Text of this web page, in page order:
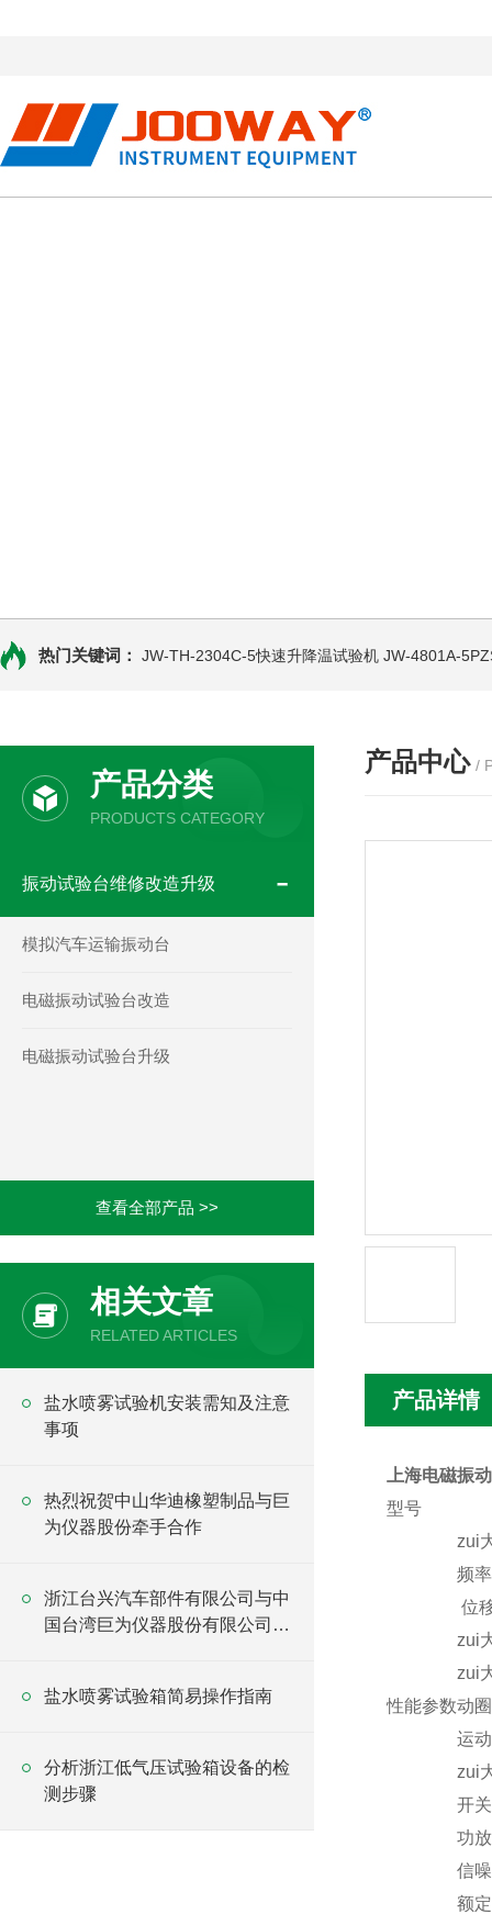
热门关键词： JW-TH-2304C-5快速升降温试验机 JW-4801A-
产品分类
PRODUCTS CATEGORY
振动试验台维修改造升级
模拟汽车运输振动台
电磁振动试验台改造
电磁振动试验台升级
查看全部产品 >>
相关文章
RELATED ARTICLES
盐水喷雾试验机安装需知及注意
事项
热烈祝贺中山华迪橡塑制品与巨
为仪器股份牵手合作
浙江台兴汽车部件有限公司与中
国台湾巨为仪器股份有限公司多
盐水喷雾试验箱简易操作指南
分析浙江低气压试验箱设备的检
测步骤
产品中心 /
产品详情
上海电磁振
型号
性能参数
zui
频
位
zui
zui
动
运
zui
开
功
信
额